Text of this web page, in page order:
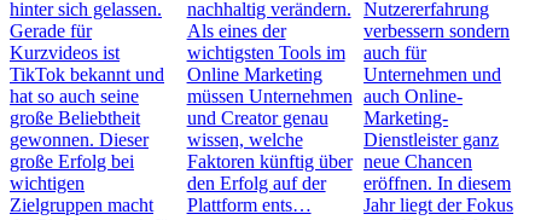
hinter sich gelassen.
Gerade für
Kurzvideos ist
TikTok bekannt und
hat so auch seine
große Beliebtheit
gewonnen. Dieser
große Erfolg bei
wichtigen
Zielgruppen macht
nachhaltig verändern.
Als eines der
wichtigsten Tools im
Online Marketing
müssen Unternehmen
und Creator genau
wissen, welche
Faktoren künftig über
den Erfolg auf der
Plattform ents…
Nutzererfahrung
verbessern sondern
auch für
Unternehmen und
auch Online-
Marketing-
Dienstleister ganz
neue Chancen
eröffnen. In diesem
Jahr liegt der Fokus